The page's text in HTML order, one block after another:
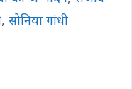
, सोनिया गांधी